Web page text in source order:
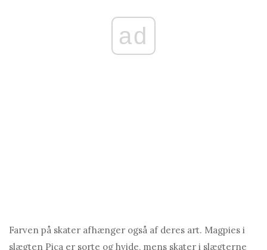
ad
Farven på skater afhænger også af deres art. Magpies i
slægten Pica er sorte og hvide, mens skater i slægterne